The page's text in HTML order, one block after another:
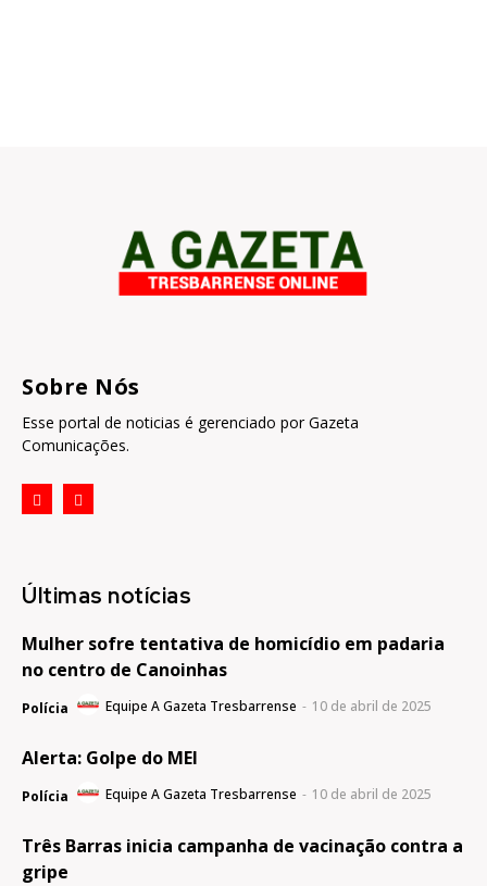
Sobre Nós
Esse portal de noticias é gerenciado por Gazeta
Comunicações.
Últimas notícias
Mulher sofre tentativa de homicídio em padaria
no centro de Canoinhas
Polícia Equipe A Gazeta Tresbarrense - 10 de abril de 2025
Alerta: Golpe do MEI
Polícia Equipe A Gazeta Tresbarrense - 10 de abril de 2025
Três Barras inicia campanha de vacinação contra a
gripe